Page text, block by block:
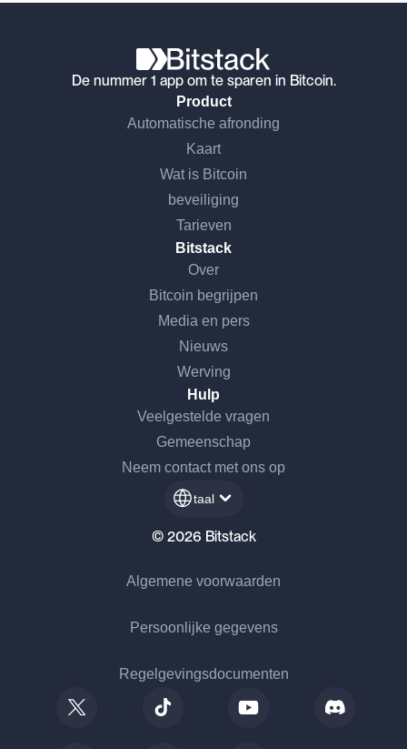
De nummer 1 app om te sparen in Bitcoin.
Product
Automatische afronding
Kaart
Wat is Bitcoin
beveiliging
Tarieven
Bitstack
Over
Bitcoin begrijpen
Media en pers
Nieuws
Werving
Hulp
Veelgestelde vragen
Gemeenschap
Neem contact met ons op
taal
© 2026 Bitstack
Algemene voorwaarden
Persoonlijke gegevens
Regelgevingsdocumenten